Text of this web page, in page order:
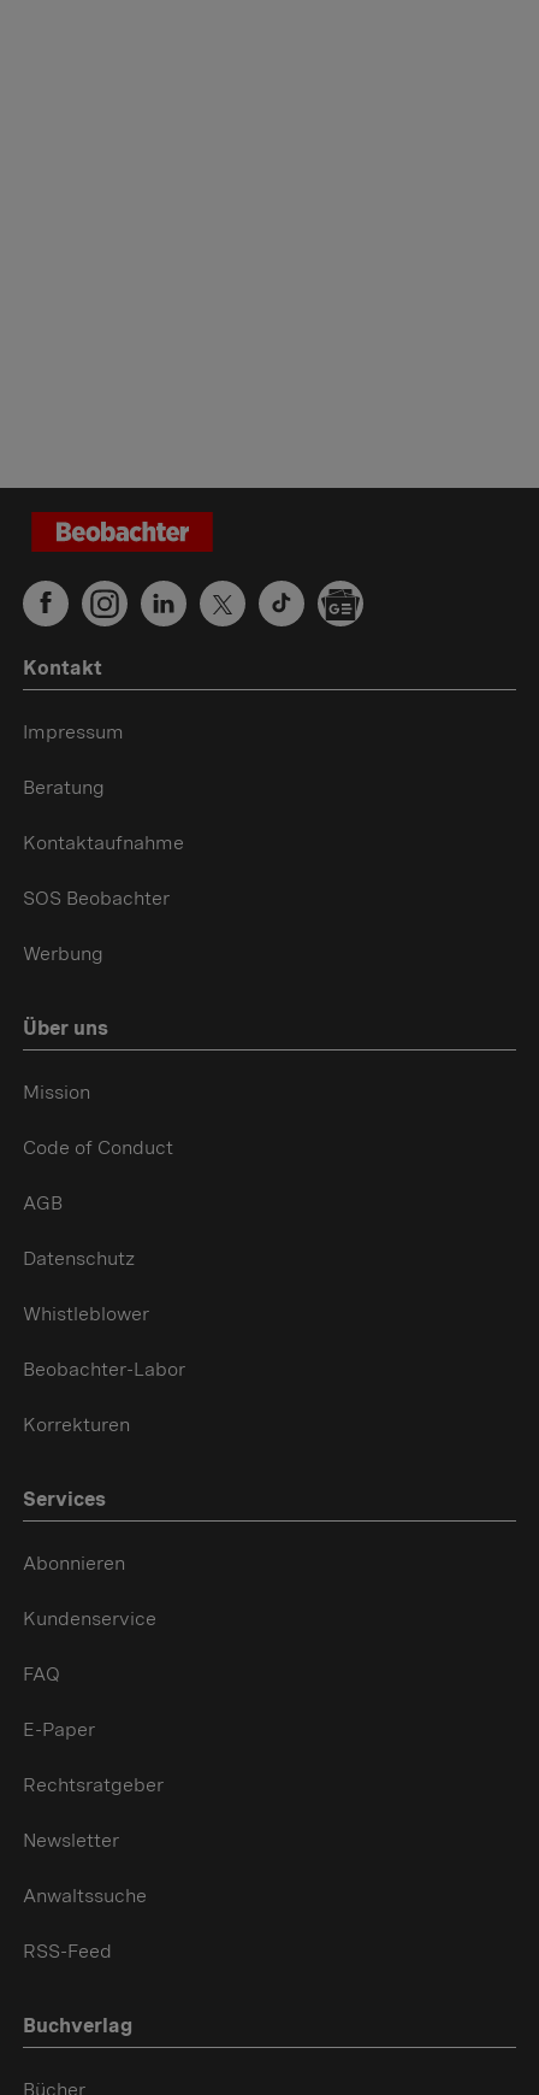
Kontakt
Impressum
Beratung
Kontaktaufnahme
SOS Beobachter
Werbung
Über uns
Mission
Code of Conduct
AGB
Datenschutz
Whistleblower
Beobachter-Labor
Korrekturen
Services
Abonnieren
Kundenservice
FAQ
E-Paper
Rechtsratgeber
Newsletter
Anwaltssuche
RSS-Feed
Buchverlag
Bücher